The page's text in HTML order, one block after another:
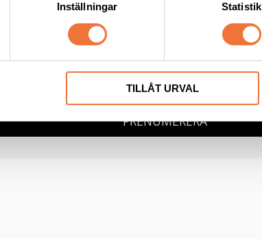
Inställningar Statistik
TILLÅT URVAL
Jag samtycker till att ta emot nyhetsbrev från 4Dogs i enlighet med
PRENUMERERA